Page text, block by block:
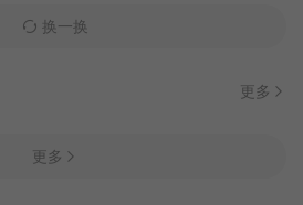
换一换
更多
更多